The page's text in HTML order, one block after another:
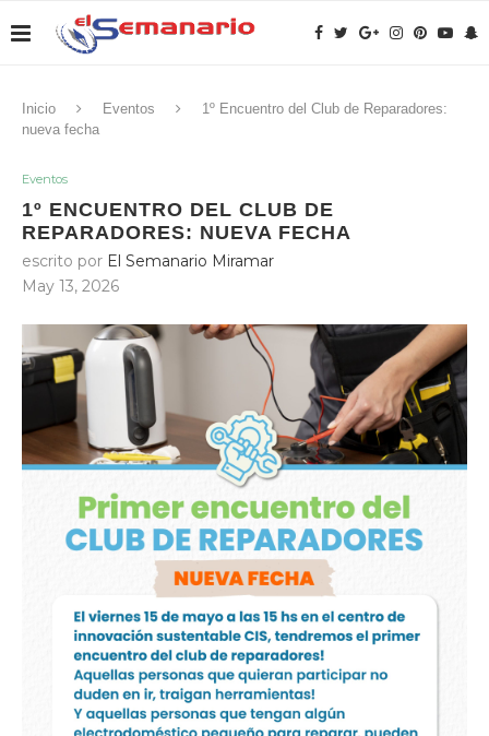
Inicio Eventos
1º Encuentro del Club de Reparadores:
nueva fecha
Eventos
1º ENCUENTRO DEL CLUB DE
REPARADORES: NUEVA FECHA
escrito por El Semanario Miramar
May 13, 2026